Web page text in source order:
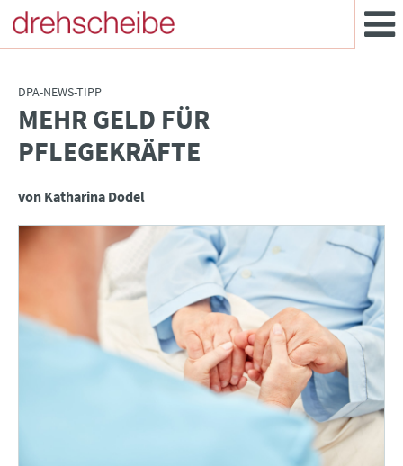
DPA-NEWS-TIPP
:MEHR GELD FÜR
PFLEGEKRÄFTE
von Katharina Dodel